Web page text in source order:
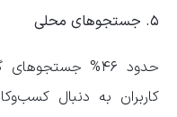
۵. جستجوهای محلی
حدود ۴۶%
کاربران به دنبال